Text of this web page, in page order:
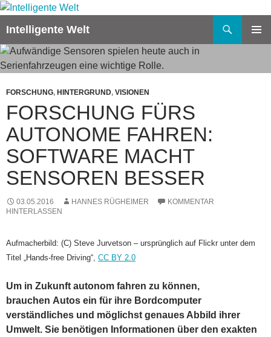
Zum
springen
Intelligente Welt
FORSCHUNG, HINTERGRUND, VISIONEN
FORSCHUNG FÜRS
AUTONOME FAHREN:
SOFTWARE MACHT
SENSOREN BESSER
03.05.2016 HANNES RÜGHEIMER
KOMMENTAR
HINTERLASSEN
Aufmacherbild: (C) Steve Jurvetson – ursprünglich auf Flickr unter dem
Titel „Hands-free Driving“, CC BY 2.0
Um in Zukunft autonom fahren zu können,
brauchen Autos ein für ihre Bordcomputer
verständliches und möglichst genaues Abbild ihrer
Umwelt. Sie benötigen Informationen über den exakten